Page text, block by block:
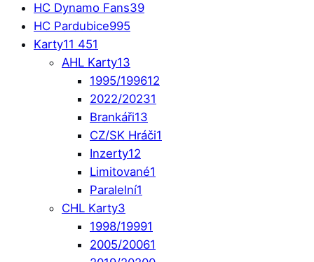
HC Dynamo Fans39
HC Pardubice995
Karty11 451
AHL Karty13
1995/199612
2022/20231
Brankáři13
CZ/SK Hráči1
Inzerty12
Limitované1
Paralelní1
CHL Karty3
1998/19991
2005/20061